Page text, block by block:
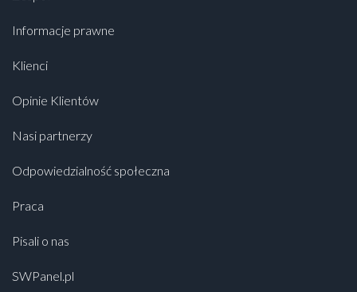
Informacje prawne
Klienci
Opinie Klientów
Nasi partnerzy
Odpowiedzialność społeczna
Praca
Pisali o nas
SWPanel.pl